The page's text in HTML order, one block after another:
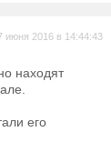
июня 2016 в 14:44:43
находят
его